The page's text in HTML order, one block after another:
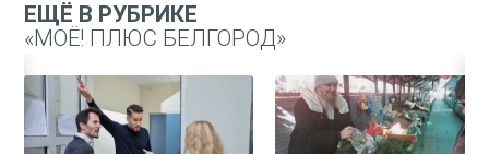
ЕЩЁ В РУБРИКЕ
«МОЁ! ПЛЮС БЕЛГОРОД»